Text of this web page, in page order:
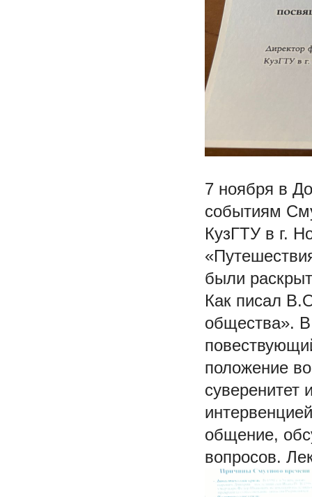
7 ноября в
событиям
КузГТУ в г.
были
Как писал
общества».
положение
общение,
вопросов.